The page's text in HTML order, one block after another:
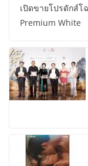
เปิดขายโปรดักส์โ
Premium White